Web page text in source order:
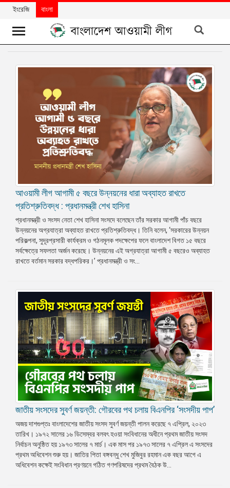
উন্নয়নের
বাংলাদেশ
নিউজলেটার
প্রেস
রিলিজ
গ্যালারি
জামায়াত
সহিংসতা
সংগঠন
ইশতেহার
ইংরেজি বাংলা
আওয়ামী লীগ আগামী ৫ বছরে উন্নয়নের ধারা অব্যাহত রাখতে
প্রতিশ্রুতিবদ্ধ : প্রধানমন্ত্রী শেখ হাসিনা
প্রধানমন্ত্রী ও সংসদ নেতা শেখ হাসিনা সংসদে বলেছেন তাঁর সরকার আগামী পাঁচ বছরে
উন্নয়নের অগ্রযাত্রা অব্যাহত রাখতে প্রতিশ্রুতিবদ্ধ। তিনি বলেন, ‘সরকারের উন্নয়ন
পরিকল্পনা, সুদূরপ্রসারী কার্যক্রম ও গঠনমূলক পদক্ষেপের ফলে বাংলাদেশ বিগত ১৫ বছরে
সর্বক্ষেত্রে সফলতা অর্জন করেছে। উন্নয়নের এই অগ্রযাত্রা আগামী ৫ বছরেও অব্যাহত
রাখতে বর্তমান সরকার বদ্ধপরিকর।’ প্রধানমন্ত্রী ও সং...
জাতীয় সংসদের সুবর্ণ জয়ন্তী: গৌরবের পথ চলায় বিএনপির ‘সংসদীয় পাপ’
অজয় দাশগুপ্তঃ বাংলাদেশের জাতীয় সংসদ সুবর্ণ জয়ন্তী পালন করেছে ৭ এপ্রিল, ২০২৩
তারিখ। ১৯৭২ সালের ১৬ ডিসেম্বর বলবৎ হওয়া সংবিধানের অধীনে প্রথম জাতীয় সংসদ
নির্বাচন অনুষ্ঠিত হয় ১৯৭৩ সালের ৭ মার্চ। এক মাস পর ১৯৭৩ সালের ৭ এপ্রিল এ সংসদের
প্রথম অধিবেশন শুরু হয়। জাতির পিতা বঙ্গবন্ধু শেখ মুজিবুর রহমান এক বছর আগে এ
অধিবেশন কক্ষেই সংবিধান প্রণয়নে গঠিত গণপরিষদের প্রথম বৈঠক উ...